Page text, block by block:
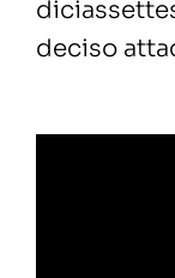
deciso